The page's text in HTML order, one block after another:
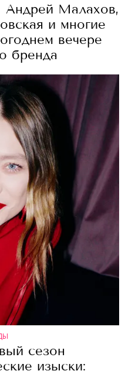
Андрей Малахов,
и многие
вечере
бренда
сезон
изыски: